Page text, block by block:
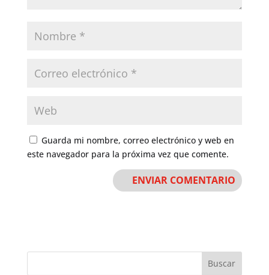
Guarda mi nombre, correo electrónico y web en
este navegador para la próxima vez que comente.
Buscar